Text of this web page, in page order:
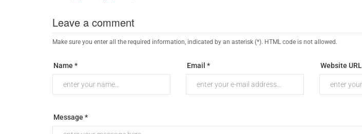
Leave a comment
Make sure you enter all the required information, indicated by an asterisk (*). HTML code is not allowed.
Name * Email * Website URL
Message *